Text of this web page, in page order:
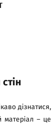
дізнатися,
матеріал – це